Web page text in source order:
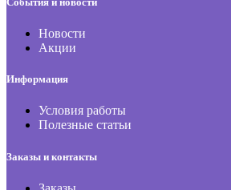
Новости
Акции
Информация
Условия работы
Полезные статьи
Заказы и контакты